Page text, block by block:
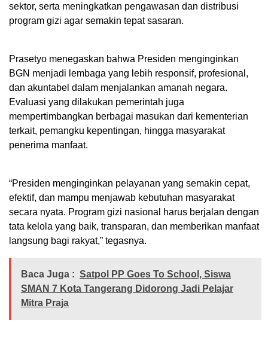
sektor, serta meningkatkan pengawasan dan distribusi
program gizi agar semakin tepat sasaran.
Prasetyo menegaskan bahwa Presiden menginginkan
BGN menjadi lembaga yang lebih responsif, profesional,
dan akuntabel dalam menjalankan amanah negara.
Evaluasi yang dilakukan pemerintah juga
mempertimbangkan berbagai masukan dari kementerian
terkait, pemangku kepentingan, hingga masyarakat
penerima manfaat.
“Presiden menginginkan pelayanan yang semakin cepat,
efektif, dan mampu menjawab kebutuhan masyarakat
secara nyata. Program gizi nasional harus berjalan dengan
tata kelola yang baik, transparan, dan memberikan manfaat
langsung bagi rakyat,” tegasnya.
Baca Juga : Satpol PP Goes To School, Siswa
SMAN 7 Kota Tangerang Didorong Jadi Pelajar
Mitra Praja